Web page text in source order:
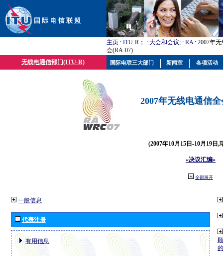
主页 : ITU-R ； : 大会和会议; : RA: 2007年
会(RA-07)
无线电通信部门(ITU-R)
2007年无线电通信
(2007年10月15日-10月19日,
«决议汇编»
全部展开
一般信息
代表注册
有用信息
国际电联三大部门 新闻室 各项活动